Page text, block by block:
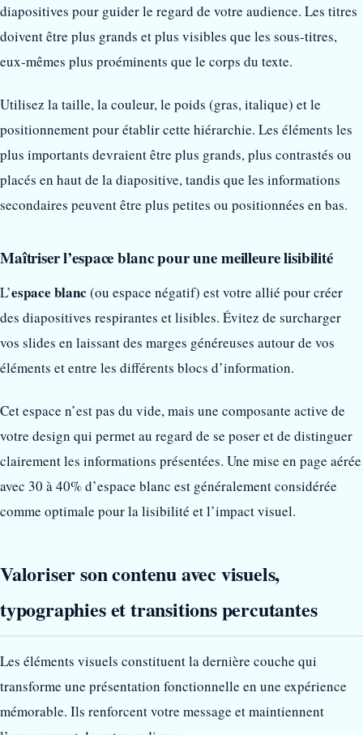
diapositives pour guider le regard de votre audience. Les titres
doivent être plus grands et plus visibles que les sous-titres,
eux-mêmes plus proéminents que le corps du texte.
Utilisez la taille, la couleur, le poids (gras, italique) et le
positionnement pour établir cette hiérarchie. Les éléments les
plus importants devraient être plus grands, plus contrastés ou
placés en haut de la diapositive, tandis que les informations
secondaires peuvent être plus petites ou positionnées en bas.
Maîtriser l’espace blanc pour une meilleure lisibilité
L’espace blanc (ou espace négatif) est votre allié pour créer
des diapositives respirantes et lisibles. Évitez de surcharger
vos slides en laissant des marges généreuses autour de vos
éléments et entre les différents blocs d’information.
Cet espace n’est pas du vide, mais une composante active de
votre design qui permet au regard de se poser et de distinguer
clairement les informations présentées. Une mise en page aérée
avec 30 à 40% d’espace blanc est généralement considérée
comme optimale pour la lisibilité et l’impact visuel.
Valoriser son contenu avec visuels,
typographies et transitions percutantes
Les éléments visuels constituent la dernière couche qui
transforme une présentation fonctionnelle en une expérience
mémorable. Ils renforcent votre message et maintiennent